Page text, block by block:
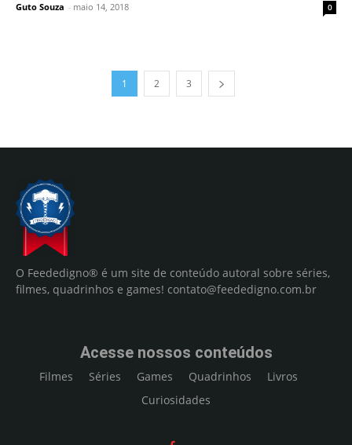
Guto Souza - maio 14, 2018 0
1 2 3
O Feededigno® é um site de conteúdo autoral sobre séries,
filmes, quadrinhos e games! contato@feededigno.com.br
Acesse nossos conteúdos
Filmes Séries Games Quadrinhos
Livros
Curiosidades